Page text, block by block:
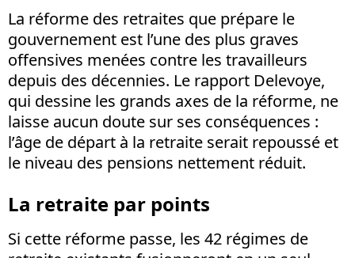
La réforme des retraites que prépare le
gouvernement est l’une des plus graves
offensives menées contre les travailleurs
depuis des décennies. Le rapport Delevoye,
qui dessine les grands axes de la réforme, ne
laisse aucun doute sur ses conséquences :
l’âge de départ à la retraite serait repoussé et
le niveau des pensions nettement réduit.
La retraite par points
Si cette réforme passe, les 42 régimes de